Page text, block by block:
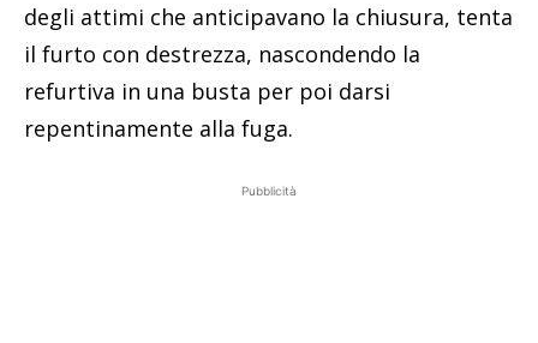
degli attimi che anticipavano la chiusura, tenta
il furto con destrezza, nascondendo la
refurtiva in una busta per poi darsi
repentinamente alla fuga.
Pubblicità